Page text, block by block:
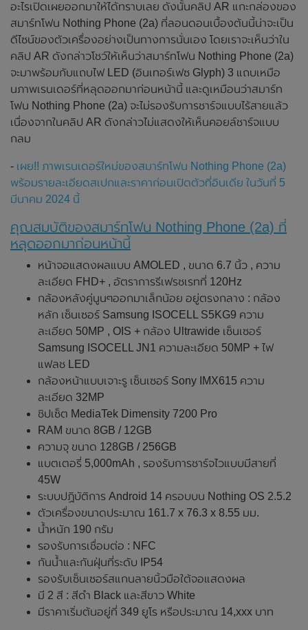
อะไรเปิดเผยออกมาให้ได้ทราบเลย ดังนั้นคลิป AR แกะกล่องของ
สมาร์ทโฟน Nothing Phone (2a) ที่ลอนดอนเบื้องต้นนี้น่าจะเป็น
ดีไซน์ของตัวเครื่องอย่างเป็นทางการนั่นเอง โดยเราจะเห็นว่าใน
คลิป AR ดังกล่าวโชว์ให้เห็นว่าสมาร์ทโฟน Nothing Phone (2a)
จะมาพร้อมกับแถบไฟ LED (อินเทอร์เฟซ Glyph) 3 แถบเหมือ
นภาพเรนเดอร์ที่หลุดออกมาก่อนหน้านี้ และดูเหมือนว่าสมาร์ท
โฟน Nothing Phone (2a) จะไม่รองรับการชาร์จแบบไร้สายแล้ว
เนื่องจากในคลิป AR ดังกล่าวไม่แสดงให้เห็นคอยล์ชาร์จแบบ
กลม
- เผย!! ภาพเรนเดอร์ใหม่ของสมาร์ทโฟน Nothing Phone (2a)
พร้อมรายละเอียดสเปกและราคาก่อนเปิดตัวที่อินเดีย ในวันที่ 5
มีนาคม 2024 นี้
คุณสมบัติของสมาร์ทโฟน Nothing Phone (2a) ที่
หลุดออกมาก่อนหน้านี้
หน้าจอแสดงผลแบบ AMOLED , ขนาด 6.7 นิ้ว , ความ
ละเอียด FHD+ , อัตราการรีเฟรชเรทที่ 120Hz
กล้องหลังคู่นูนๆออกมาเล็กน้อย อยู่ตรงกลาง : กล้อง
หลัก เซ็นเซอร์ Samsung ISOCELL S5KG9 ความ
ละเอียด 50MP , OIS + กล้อง Ultrawide เซ็นเซอร์
Samsung ISOCELL JN1 ความละเอียด 50MP + ไฟ
แฟลช LED
กล้องหน้าแบบเจาะรู เซ็นเซอร์ Sony IMX615 ความ
ละเอียด 32MP
ชิปเซ็ต MediaTek Dimensity 7200 Pro
RAM ขนาด 8GB / 12GB
ความจุ ขนาด 128GB / 256GB
แบตเตอรี่ 5,000mAh , รองรับการชาร์จไวแบบมีสายที่
45W
ระบบปฏิบัติการ Android 14 ครอบบน Nothing OS 2.5.2
ตัวเครื่องขนาดประมาณ 161.7 x 76.3 x 8.55 มม.
น้ำหนัก 190 กรัม
รองรับการเชื่อมต่อ : NFC
กันน้ำและกันฝุ่นที่ระดับ IP54
รองรับเซ็นเซอร์สแกนลายนิ้วมือใต้จอแสดงผล
มี 2 สี : สีดำ Black และสีขาว White
มีราคาเริ่มต้นอยู่ที่ 349 ยูโร หรือประมาณ 14,xxx บาท